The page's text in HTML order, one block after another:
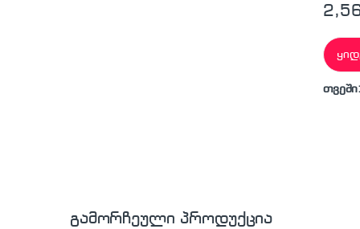
გამორჩეული პროდუქცია